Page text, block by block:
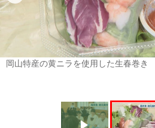
岡山特産の黄ニラを使用した生春巻き